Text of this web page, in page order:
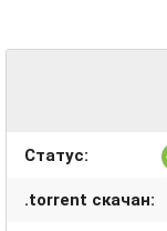
Статус:
.torrent скачан: